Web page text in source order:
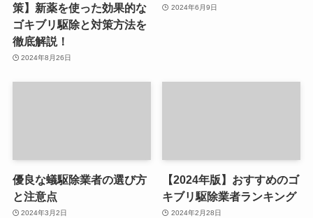
策】新薬を使った効果的な
ゴキブリ駆除と対策方法を
徹底解説！
2024年8月26日
2024年6月9日
優良な蟻駆除業者の選び方
と注意点
2024年3月2日
【2024年版】おすすめのゴ
キブリ駆除業者ランキング
2024年2月28日